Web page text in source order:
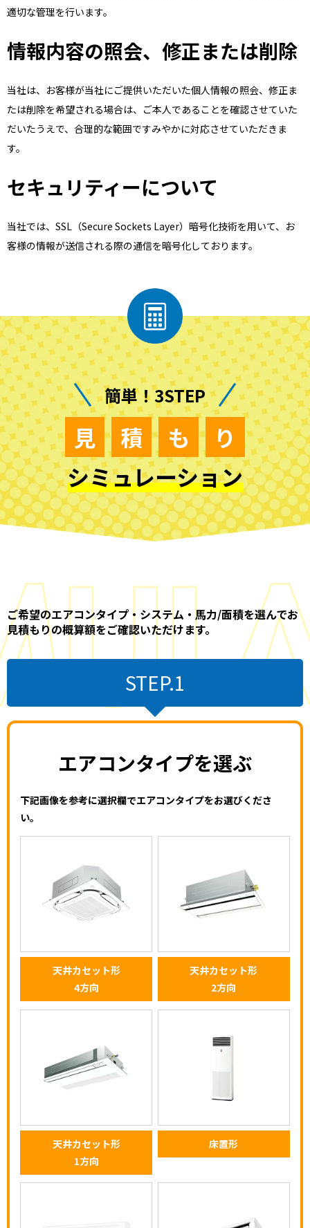
適切な管理を行います。
情報内容の照会、修正または削除
当社は、お客様が当社にご提供いただいた個人情報の照会、修正ま
たは削除を希望される場合は、ご本人であることを確認させていた
だいたうえで、合理的な範囲ですみやかに対応させていただきま
す。
セキュリティーについて
当社では、SSL（Secure Sockets Layer）暗号化技術を用いて、お
客様の情報が送信される際の通信を暗号化しております。
簡単！3STEP
見 積 も
り
シミュレーション
ご希望のエアコンタイプ・システム・馬力/面積を選んでお
見積もりの概算額をご確認いただけます。
STEP.1
エアコンタイプを選ぶ
下記画像を参考に選択欄でエアコンタイプをお選びくださ
い。
天井カセット形
4方向
天井カセット形
2方向
天井カセット形
1方向
床置形